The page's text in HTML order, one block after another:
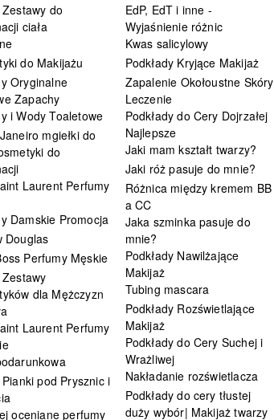
do
ciała
do Makijażu
Oryginalne
Zapachy
i Wody Toaletowe
mgiełki do
do
Laurent Perfumy
Damskie Promocja
Douglas
Perfumy Męskie
dla Mężczyzn
Laurent Perfumy
pod Prysznic i
oceniane perfumy
EdP, EdT i inne -
Wyjaśnienie różnic
Kwas salicylowy
Podkłady Kryjące Makijaż
Zapalenie Okołoustne Skóry
Leczenie
Podkłady do Cery Dojrzałej
Najlepsze
Jaki mam kształt twarzy?
Jaki róż pasuje do mnie?
Różnica między kremem BB
a CC
Jaka szminka pasuje do
mnie?
Podkłady Nawilżające
Makijaż
Tubing mascara
Podkłady Rozświetlające
Makijaż
Podkłady do Cery Suchej i
Wrażliwej
Nakładanie rozświetlacza
Podkłady do cery tłustej
duży wybór| Makijaż twarzy